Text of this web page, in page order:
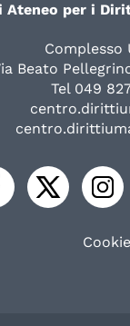
Ateneo per i
Complesso
Beato
Tel 049